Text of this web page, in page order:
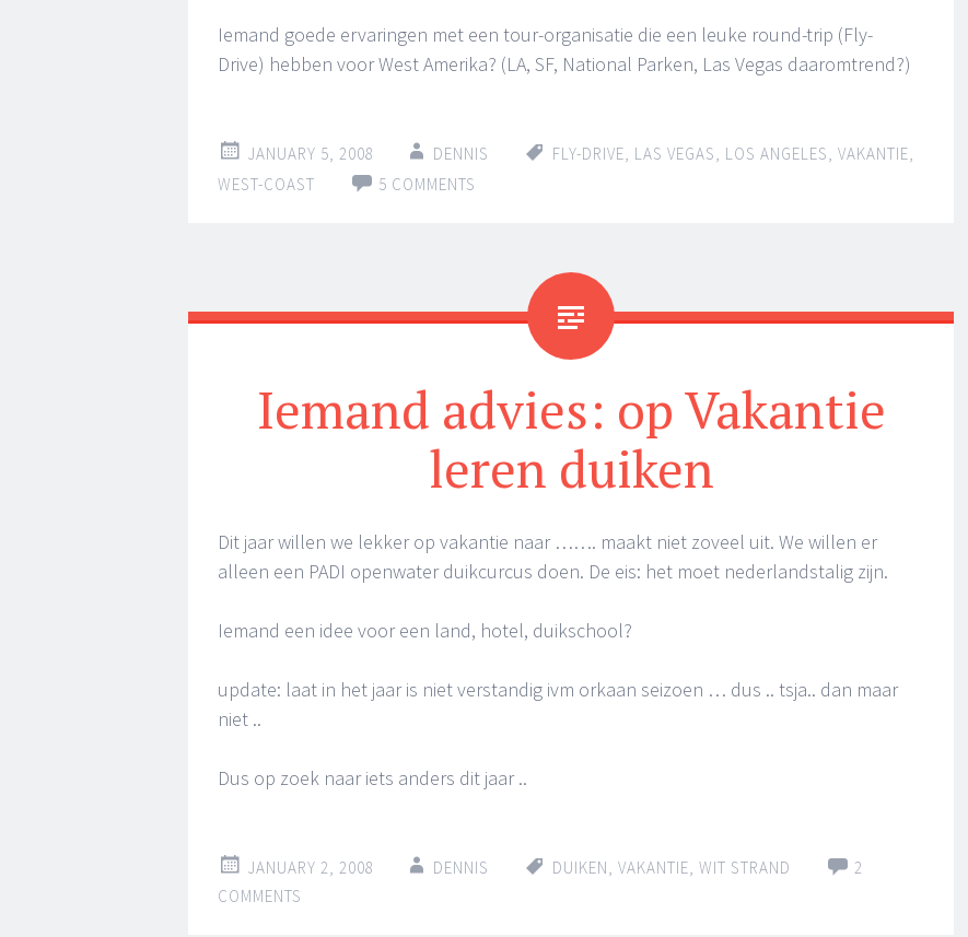
Iemand goede ervaringen met een tour-organisatie die een leuke round-trip (Fly-
Drive) hebben voor West Amerika? (LA, SF, National Parken, Las Vegas daaromtrend?)
JANUARY 5, 2008 DENNIS FLY-DRIVE LAS VEGAS LOS ANGELES VAKANTIE
WEST-COAST
5 COMMENTS
Iemand advies: op Vakantie
leren duiken
Dit jaar willen we lekker op vakantie naar ……. maakt niet zoveel uit. We willen er
alleen een PADI openwater duikcurcus doen. De eis: het moet nederlandstalig zijn.
Iemand een idee voor een land, hotel, duikschool?
update: laat in het jaar is niet verstandig ivm orkaan seizoen … dus .. tsja.. dan maar
niet ..
Dus op zoek naar iets anders dit jaar ..
JANUARY 2, 2008 DENNIS DUIKEN VAKANTIE WIT STRAND
2
COMMENTS